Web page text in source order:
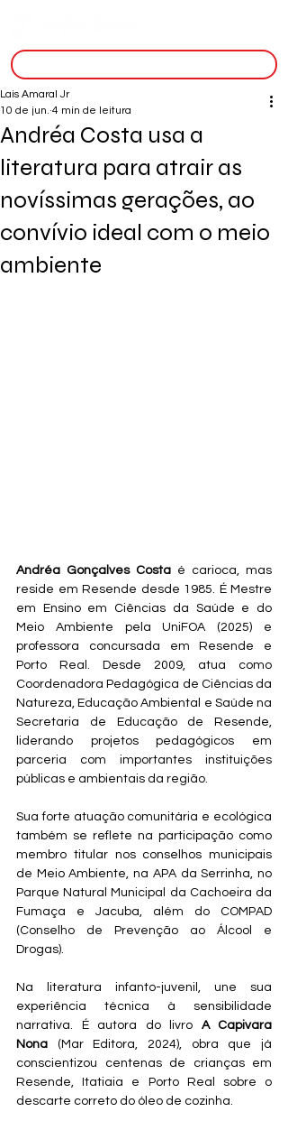
Andréa Costa usa a
literatura para atrair as
novíssimas gerações, ao
convívio ideal com o meio
ambiente
Lais Amaral Jr
10 de jun. 4 min de leitura
Andréa Gonçalves Costa é carioca, mas
reside em Resende desde 1985. É Mestre
em Ensino em Ciências da Saúde e do
Meio Ambiente pela UniFOA (2025) e
professora concursada em Resende e
Porto Real. Desde 2009, atua como
Coordenadora Pedagógica de Ciências da
Natureza, Educação Ambiental e Saúde na
Secretaria de Educação de Resende,
liderando projetos pedagógicos em
parceria com importantes instituições
públicas e ambientais da região.
Sua forte atuação comunitária e ecológica
também se reflete na participação como
membro titular nos conselhos municipais
de Meio Ambiente, na APA da Serrinha, no
Parque Natural Municipal da Cachoeira da
Fumaça e Jacuba, além do COMPAD
(Conselho de Prevenção ao Álcool e
Drogas).
Na literatura infanto-juvenil, une sua
experiência técnica à sensibilidade
narrativa. É autora do livro A Capivara
Nona (Mar Editora, 2024), obra que já
conscientizou centenas de crianças em
Resende, Itatiaia e Porto Real sobre o
descarte correto do óleo de cozinha.